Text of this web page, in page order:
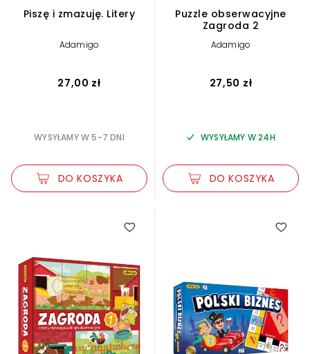
Piszę i zmazuję. Litery
Adamigo
27,00 zł
WYSYŁAMY W 5-7 DNI
DO KOSZYKA
Puzzle obserwacyjne
Zagroda 2
Adamigo
27,50 zł
WYSYŁAMY W 24H
DO KOSZYKA